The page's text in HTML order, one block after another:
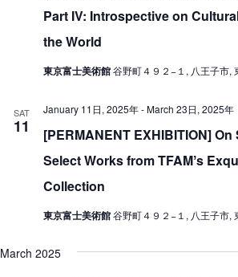
Part IV: Introspective on
the World
東京富士美術館谷野町４９２−１, 八王子市,
SAT
11
[PERMANENT EXHIBITION]
Select Works from TFAMʼs
Collection
January 11日, 2025年-March 23日, 2025年
東京富士美術館谷野町４９２−１, 八王子市,
March 2025